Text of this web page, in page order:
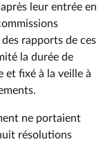
leur entrée en
rapports de ces
la durée de
et fixé à la veille à
ne portaient
résolutions